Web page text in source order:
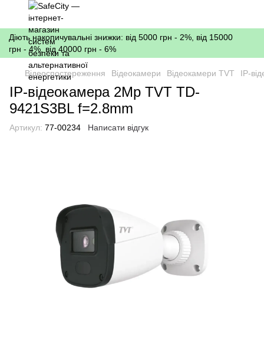
Діють накопичувальні знижки: від 5000 грн - 2%, від 15000
грн - 4%, від 40000 грн - 6%
Відеоспостереження Відеокамери Відеокамери TVT IP-
IP-відеокамера 2Mp TVT TD-
9421S3BL f=2.8mm
Артикул: 77-00234 Написати відгук